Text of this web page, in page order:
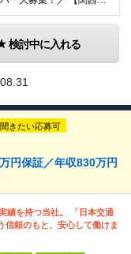
検討中に入れる
きたい応募可
円保証／年収830万円
績を持つ当社。 「日本交通
信頼のもと、安心して働けま